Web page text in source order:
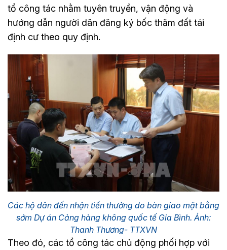
tổ công tác nhằm tuyên truyền, vận động và
hướng dẫn người dân đăng ký bốc thăm đất tái
định cư theo quy định.
Các hộ dân đến nhận tiền thưởng do bàn giao mặt bằng
sớm Dự án Cảng hàng không quốc tế Gia Bình. Ảnh:
Thanh Thương- TTXVN
Theo đó, các tổ công tác chủ động phối hợp với